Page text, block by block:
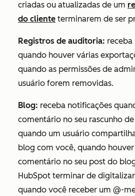
criadas ou atualizadas de um
do cliente terminarem de ser
Registros de auditoria:
quando houver várias
quando as permissões de
usuário forem removidas.
Blog: receba notificações
comentário no seu rascunho
quando um usuário
blog com você, quando
comentário no seu post do
HubSpot terminar de
quando você receber um @-